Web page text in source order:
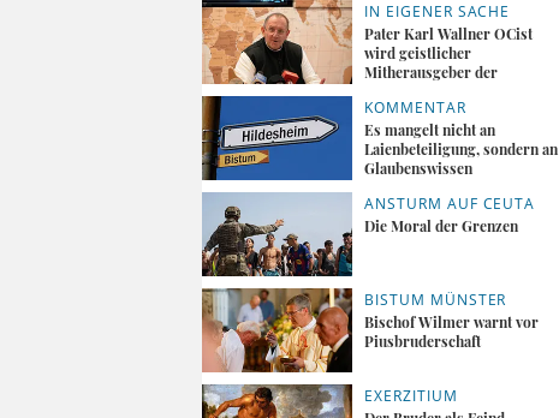
IN EIGENER SACHE
Pater Karl Wallner OCist
wird geistlicher
Mitherausgeber der
KOMMENTAR
Es mangelt nicht an
Laienbeteiligung, sondern an
Glaubenswissen
ANSTURM AUF CEUTA
Die Moral der Grenzen
BISTUM MÜNSTER
Bischof Wilmer warnt vor
Piusbruderschaft
EXERZITIUM